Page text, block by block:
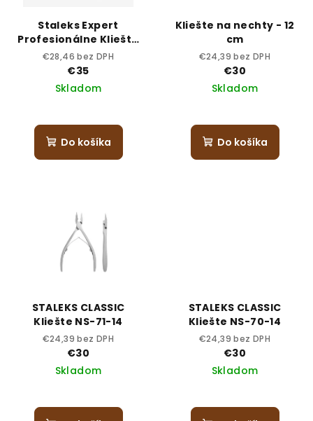
Staleks Expert
Profesionálne Kliešte
NE-20-8
€28,46 bez DPH
€35
Skladom
Do košíka
Kliešte na nechty - 12
cm
€24,39 bez DPH
€30
Skladom
Do košíka
STALEKS CLASSIC
Kliešte NS-71-14
€24,39 bez DPH
€30
Skladom
STALEKS CLASSIC
Kliešte NS-70-14
€24,39 bez DPH
€30
Skladom